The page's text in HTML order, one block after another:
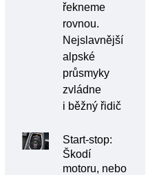
řekneme
rovnou.
Nejslavnější
alpské
průsmyky
zvládne
i běžný řidič
Start-stop:
Škodí
motoru, nebo